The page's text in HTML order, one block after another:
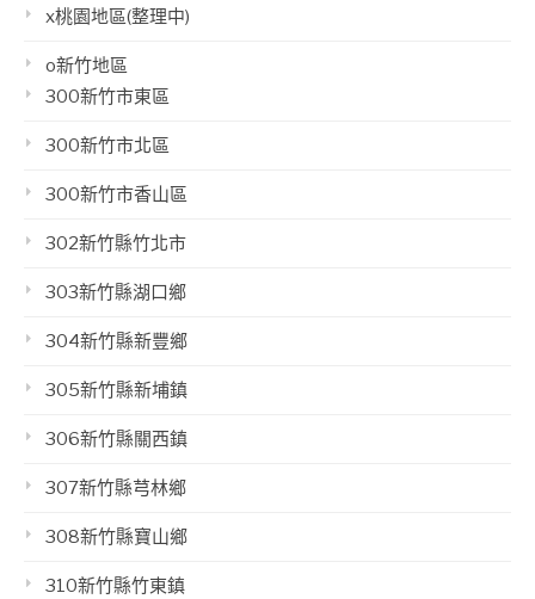
x桃園地區(整理中)
o新竹地區
300新竹市東區
300新竹市北區
300新竹市香山區
302新竹縣竹北市
303新竹縣湖口鄉
304新竹縣新豐鄉
305新竹縣新埔鎮
306新竹縣關西鎮
307新竹縣芎林鄉
308新竹縣寶山鄉
310新竹縣竹東鎮